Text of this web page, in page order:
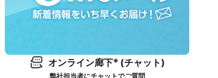
オンライン廊下※ (チャット)
弊社担当者にチャットでご質問